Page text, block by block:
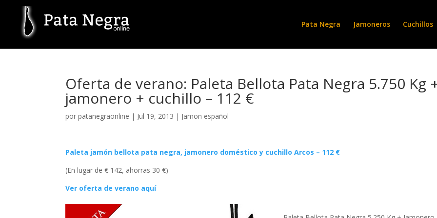
Pata Negra Jamoneros Cuchillos
Oferta de verano: Paleta Bellota Pata Negra 5.750 Kg
jamonero + cuchillo – 112 €
porpatanegraonline | Jul 19, 2013 | Jamon español
Paleta jamón bellota pata negra, jamonero doméstico y cuchillo Arcos – 112 €
(En lugar de € 142, ahorras 30 €)
Ver oferta de verano aquí